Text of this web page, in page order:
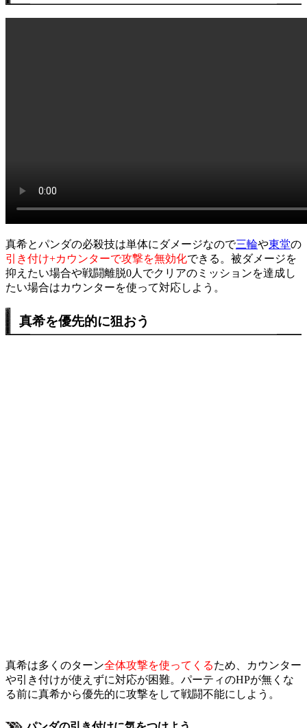
真希とパンダの必殺技は単体にダメージなので三輪や東堂の
引き付け+カウンターで攻撃を無効化できる。被ダメージを
抑えたい場合や戦闘離脱0人でクリアのミッションを達成し
たい場合はカウンターを使って対応しよう。
真希を優先的に狙おう
真希は多くのターン全体攻撃を使ってくるため、カウンター
や引き付けが使えずに対応が困難。パーティのHPが無くな
る前に真希から優先的に攻撃をして戦闘不能にしよう。